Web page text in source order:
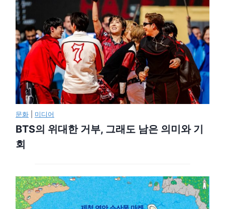
문화 미디어
BTS의 위대한 거부, 그래도 남은 의미와 기
회